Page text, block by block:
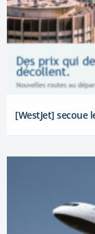
[WestJet] secoue